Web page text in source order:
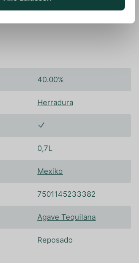
40.00%
Herradura
0,7L
Mexiko
7501145233382
Agave Tequilana
Reposado